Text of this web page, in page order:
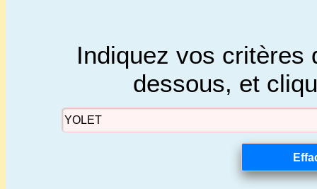
Indiquez vos critères
dessous, et